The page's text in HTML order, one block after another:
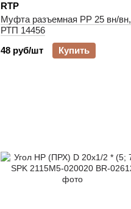
RTP
Муфта разъемная РР 25 вн/вн,
РТП 14456
48 руб/шт
Купить